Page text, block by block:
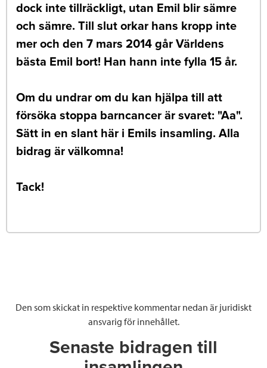
dock inte tillräckligt, utan Emil blir sämre
och sämre. Till slut orkar hans kropp inte
mer och den 7 mars 2014 går Världens
bästa Emil bort! Han hann inte fylla 15 år.
Om du undrar om du kan hjälpa till att
försöka stoppa barncancer är svaret: "Aa".
Sätt in en slant här i Emils insamling. Alla
bidrag är välkomna!
Tack!
Den som skickat in respektive kommentar nedan är juridiskt
ansvarig för innehållet.
Senaste bidragen till